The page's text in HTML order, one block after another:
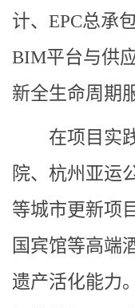
计、EPC总承
BIM平台与供
新全生命周期
在项目实
院、杭州亚运
等城市更新项
国宾馆等高端
遗产活化能力